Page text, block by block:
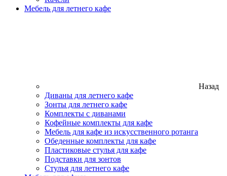
Мебель для летнего кафе
Назад
Диваны для летнего кафе
Зонты для летнего кафе
Комплекты с диванами
Кофейные комплекты для кафе
Мебель для кафе из искусственного ротанга
Обеденные комплекты для кафе
Пластиковые стулья для кафе
Подставки для зонтов
Стулья для летнего кафе